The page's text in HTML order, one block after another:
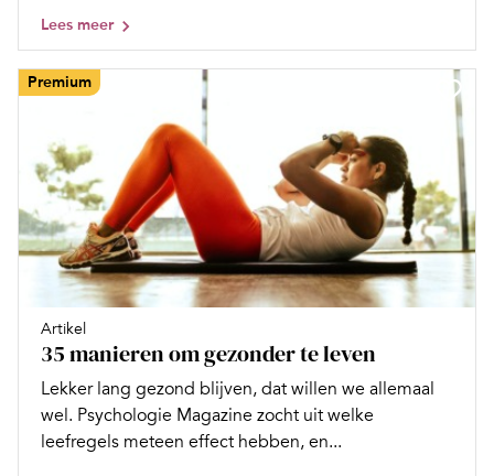
Lees meer
Premium
Artikel
35 manieren om gezonder te leven
Lekker lang gezond blijven, dat willen we allemaal
wel. Psychologie Magazine zocht uit welke
leefregels meteen effect hebben, en...